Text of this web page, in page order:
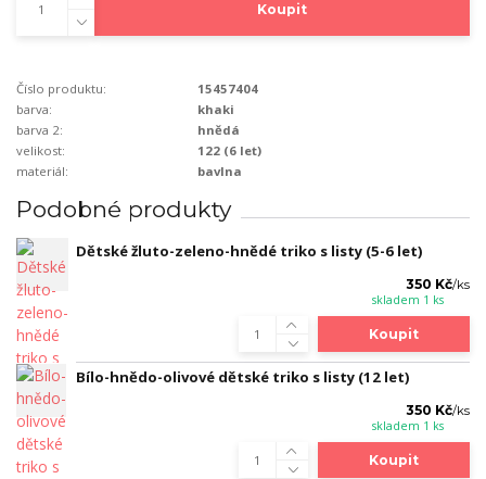
Koupit
Číslo produktu:
15457404
barva:
khaki
barva 2:
hnědá
velikost:
122 (6 let)
materiál:
bavlna
Podobné produkty
Dětské žluto-zeleno-hnědé triko s listy (5-6 let)
350 Kč/ks
skladem 1 ks
Koupit
Bílo-hnědo-olivové dětské triko s listy (12 let)
350 Kč/ks
skladem 1 ks
Koupit